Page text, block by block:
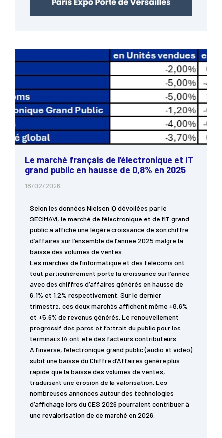
Le marché français de l’électronique et IT
grand public en hausse de 0,8% en 2025
18/02/2026
Selon les données Nielsen IQ dévoilées par le
SECIMAVI, le marché de l’électronique et de l’IT grand
public a affiché une légère croissance de son chiffre
d’affaires sur l’ensemble de l’année 2025 malgré la
baisse des volumes de ventes.
Les marchés de l’informatique et des télécoms ont
tout particulièrement porté la croissance sur l’année
avec des chiffres d’affaires générés en hausse de
6,1% et 1,2% respectivement. Sur le dernier
trimestre, ces deux marchés affichent même +8,6%
et +5,6% de revenus générés. Le renouvellement
progressif des parcs et l’attrait du public pour les
terminaux IA ont été des facteurs contributeurs.
A l’inverse, l’électronique grand public (audio et vidéo)
subit une baisse du Chiffre d’Affaires généré plus
rapide que la baisse des volumes de ventes,
traduisant une érosion de la valorisation. Les
nombreuses annonces autour des technologies
d’affichage lors du CES 2026 pourraient contribuer à
une revalorisation de ce marché en 2026.